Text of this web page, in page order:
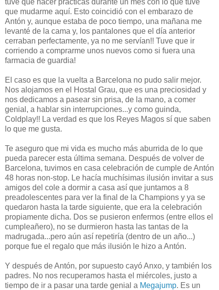
que mudarme aquí. Esto coincidió con el embarazo de
Antón y, aunque estaba de poco tiempo, una mañana me
levanté de la cama y, los pantalones que el día anterior
cerraban perfectamente, ya no me servían!! Tuve que ir
corriendo a comprarme unos nuevos como si fuera una
farmacia de guardia!
El caso es que la vuelta a Barcelona no pudo salir mejor.
Nos alojamos en el Hostal Grau, que es una preciosidad y
nos dedicamos a pasear sin prisa, de la mano, a comer
genial, a hablar sin interrupciones...y como guinda,
Coldplay!! La verdad es que los Reyes Magos sí que saben
lo que me gusta.
Te aseguro que mi vida es mucho más aburrida de lo que
pueda parecer esta última semana. Después de volver de
Barcelona, tuvimos en casa celebración de cumple de Antón
48 horas non-stop. Le hacía muchísimas ilusión invitar a sus
amigos del cole a dormir a casa así que juntamos a 8
preadolescentes para ver la final de la Champions y ya se
quedaron hasta la tarde siguiente, que era la celebración
propiamente dicha. Dos se pusieron enfermos (entre ellos el
cumpleañero), no se durmieron hasta las tantas de la
madrugada...pero aún así repetiría (dentro de un año...)
porque fue el regalo que más ilusión le hizo a Antón.
Y después de Antón, por supuesto cayó Anxo, y también los
padres. No nos recuperamos hasta el miércoles, justo a
tiempo de ir a pasar una tarde genial a Megajump. Es un